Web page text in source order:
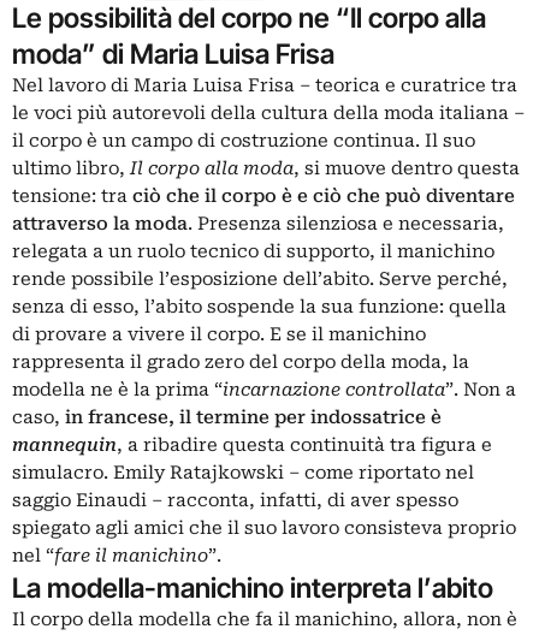
Le possibilità del corpo ne “Il corpo alla
moda” di Maria Luisa Frisa
Nel lavoro di Maria Luisa Frisa – teorica e curatrice tra
le voci più autorevoli della cultura della moda italiana –
il corpo è un campo di costruzione continua. Il suo
ultimo libro,Il corpo alla moda, si muove dentro questa
tensione: tra ciò che il corpo è e ciò che può diventare
attraverso la moda. Presenza silenziosa e necessaria,
relegata a un ruolo tecnico di supporto, il manichino
rende possibile l’esposizione dell’abito. Serve perché,
senza di esso, l’abito sospende la sua funzione: quella
di provare a vivere il corpo. E se il manichino
rappresenta il grado zero del corpo della moda, la
modella ne è la prima “incarnazione controllata”. Non a
caso, in francese, il termine per indossatrice è
mannequin, a ribadire questa continuità tra figura e
simulacro. Emily Ratajkowski – come riportato nel
saggio Einaudi – racconta, infatti, di aver spesso
spiegato agli amici che il suo lavoro consisteva proprio
nel “fare il manichino”.
La modella-manichino interpreta l’abito
Il corpo della modella che fa il manichino, allora, non è